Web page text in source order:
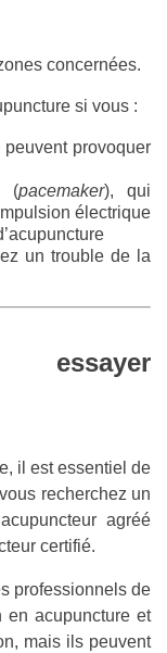
concernées.
si vous :
provoquer
(pacemaker), qui
électrique
un trouble de la
essayer
il est essentiel de
recherchez un
agréé
certifié.
professionnels de
en acupuncture et
mais ils peuvent